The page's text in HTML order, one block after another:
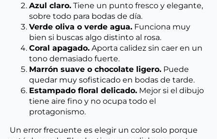
Azul claro. Tiene un punto fresco y elegante,
sobre todo para bodas de día.
Verde oliva o verde agua. Funciona muy
bien si buscas algo distinto al rosa.
Coral apagado. Aporta calidez sin caer en un
tono demasiado fuerte.
Marrón suave o chocolate ligero. Puede
quedar muy sofisticado en bodas de tarde.
Estampado floral delicado. Mejor si el dibujo
tiene aire fino y no ocupa todo el
protagonismo.
Un error frecuente es elegir un color solo porque